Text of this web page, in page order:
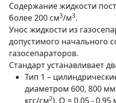
Содержание жидкости
более 200 см3/м3.
Унос жидкости из
допустимого начального
газосепараторов.
Стандарт устанавливает
Тип 1 –
диаметром 600, 800
кгс/см2). Q = 0,05 - 0,95